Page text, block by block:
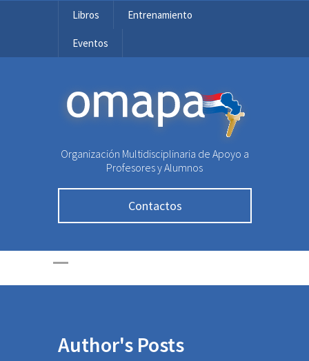
Libros Entrenamiento
Eventos
OMAPA
Organización Multidisciplinaria de Apoyo a
Profesores y Alumnos
Contactos
Author's Posts